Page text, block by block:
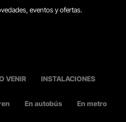
eventos y ofertas.
VENIR INSTALACIONES
En autobús En metro